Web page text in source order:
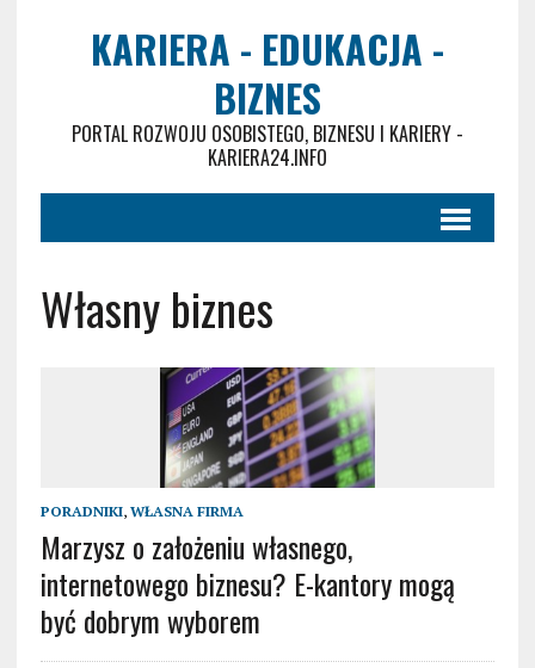
KARIERA - EDUKACJA -
BIZNES
PORTAL ROZWOJU OSOBISTEGO, BIZNESU I KARIERY -
KARIERA24.INFO
Własny biznes
PORADNIKI, WŁASNA FIRMA
Marzysz o założeniu własnego,
internetowego biznesu? E-kantory mogą
być dobrym wyborem